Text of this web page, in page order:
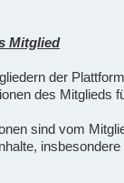
Mitglied
der
des Mitglieds
sind vom